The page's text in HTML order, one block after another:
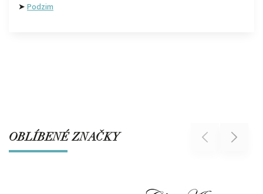
➤ Podzim
OBLÍBENÉ ZNAČKY Previous Next